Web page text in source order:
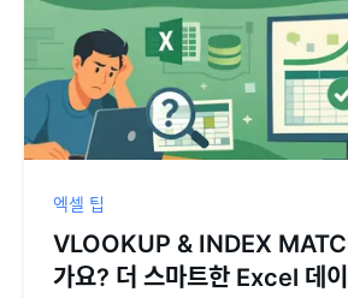
엑셀 팁
VLOOKUP & INDEX
가요? 더 스마트한 Excel 데